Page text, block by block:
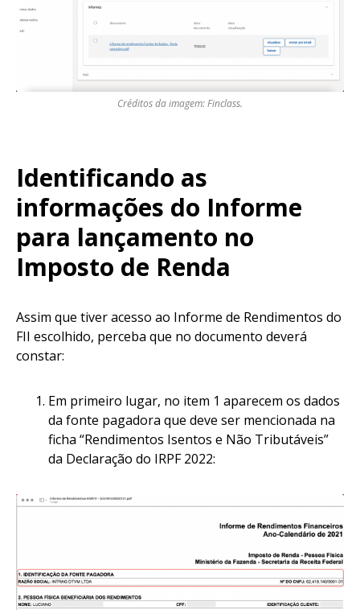
Créditos da imagem: Finclass.
Identificando as
informações do Informe
para lançamento no
Imposto de Renda
Assim que tiver acesso ao Informe de Rendimentos do
FII escolhido, perceba que no documento deverá
constar:
Em primeiro lugar, no item 1 aparecem os dados
da fonte pagadora que deve ser mencionada na
ficha “Rendimentos Isentos e Não Tributáveis”
da Declaração do IRPF 2022: